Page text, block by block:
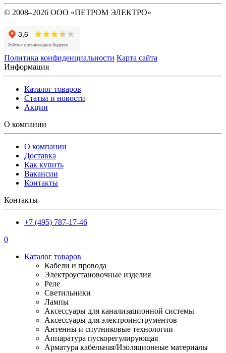
© 2008–2026 ООО «ПЕТРОМ ЭЛЕКТРО»
Политика конфиденциальности Карта сайта
Информация
Каталог товаров
Статьи и новости
Акции
О компании
О компании
Доставка
Как купить
Вакансии
Контакты
Контакты
+7 (495) 787-17-46
0
Каталог товаров
Кабели и провода
Электроустановочные изделия
Реле
Светильники
Лампы
Аксессуары для канализационной системы
Аксессуары для электроинструментов
Антенны и спутниковые технологии
Аппаратура пускорегулирующая
Арматура кабельная/Изоляционные материалы